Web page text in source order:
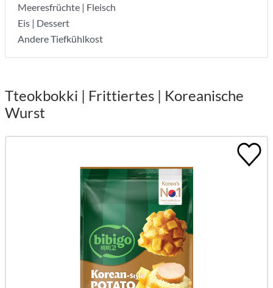
Meeresfrüchte | Fleisch
Eis | Dessert
Andere Tiefkühlkost
Tteokbokki | Frittiertes | Koreanische
Wurst